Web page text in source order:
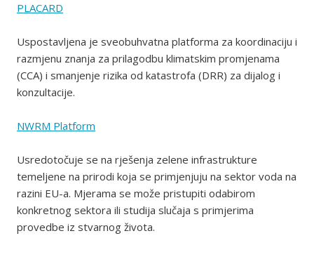
PLACARD
Uspostavljena je sveobuhvatna platforma za koordinaciju i
razmjenu znanja za prilagodbu klimatskim promjenama
(CCA) i smanjenje rizika od katastrofa (DRR) za dijalog i
konzultacije.
NWRM Platform
Usredotočuje se na rješenja zelene infrastrukture
temeljene na prirodi koja se primjenjuju na sektor voda na
razini EU-a. Mjerama se može pristupiti odabirom
konkretnog sektora ili studija slučaja s primjerima
provedbe iz stvarnog života.